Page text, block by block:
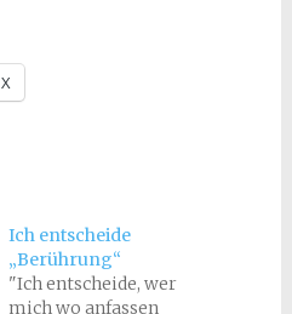
X
Ich entscheide
„Berührung“
"Ich entscheide, wer
mich wo anfassen